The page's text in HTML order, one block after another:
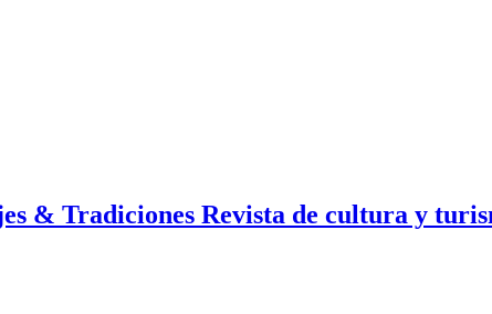
& Tradiciones Revista de cultura y